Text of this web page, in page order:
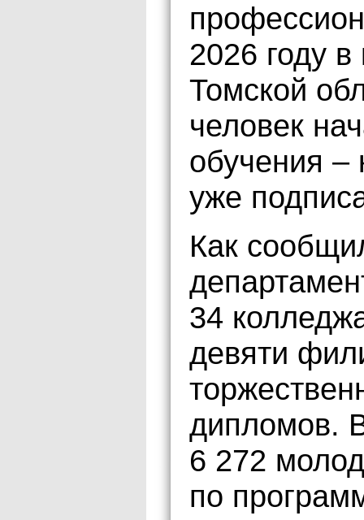
2026 году
Томской
человек
обучения –
уже
Как
34
девяти
дипломов.
6 272
по